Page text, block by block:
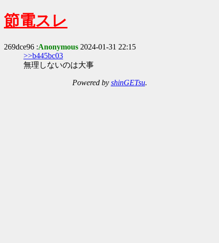
節電スレ
269dce96 :Anonymous 2024-01-31 22:15
>>b445bc03
無理しないのは大事
Powered by shinGETsu.